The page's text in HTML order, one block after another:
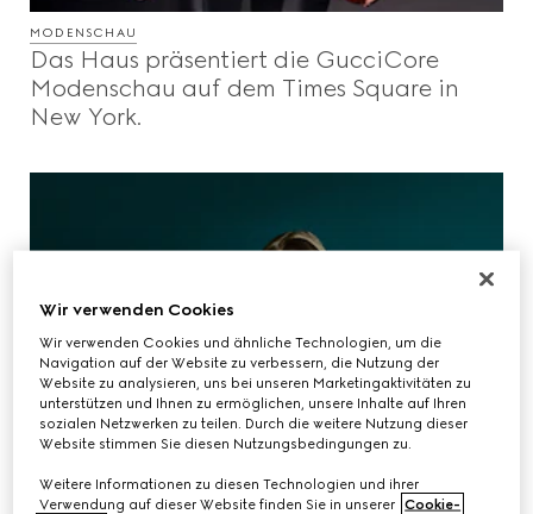
MODENSCHAU
Das Haus präsentiert die GucciCore
Modenschau auf dem Times Square in
New York.
Wir verwenden Cookies
Wir verwenden Cookies und ähnliche Technologien, um die
Navigation auf der Website zu verbessern, die Nutzung der
Website zu analysieren, uns bei unseren Marketingaktivitäten zu
unterstützen und Ihnen zu ermöglichen, unsere Inhalte auf Ihren
sozialen Netzwerken zu teilen. Durch die weitere Nutzung dieser
Website stimmen Sie diesen Nutzungsbedingungen zu.
Weitere Informationen zu diesen Technologien und ihrer
Verwendung auf dieser Website finden Sie in unserer Cookie-